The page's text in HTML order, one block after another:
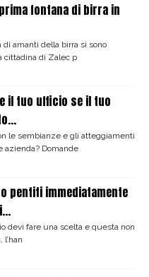
fontana di birra in
amanti della birra si sono
cittadina di Zalec p
il tuo ufficio se il tuo
le sembianze e gli atteggiamenti
azienda? Domande
pentiti immediatamente
devi fare una scelta e questa non